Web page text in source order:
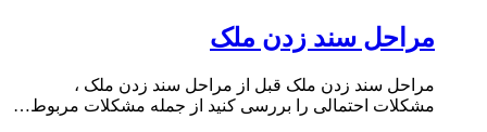
مراحل سند زدن ملک
مراحل سند زدن ملک قبل از مراحل سند زدن ملک ،
مشکلات احتمالی را بررسی کنید از جمله مشکلات مربوط…